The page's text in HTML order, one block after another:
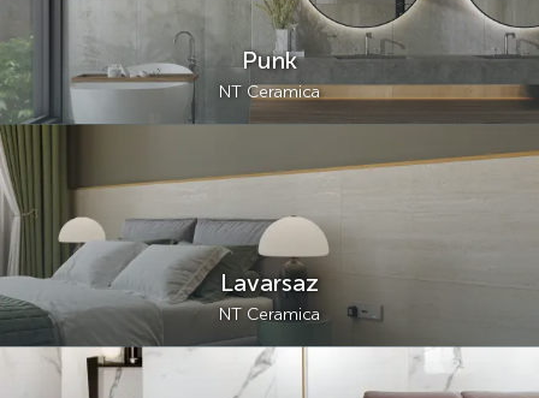
Punk
NT Ceramica
Lavarsaz
NT Ceramica